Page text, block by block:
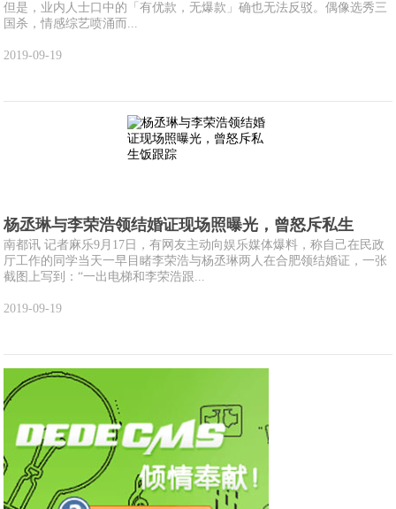
但是，业内人士口中的「有优款，无爆款」确也无法反驳。偶像选秀三
国杀，情感综艺喷涌而...
2019-09-19
杨丞琳与李荣浩领结婚证现场照曝光，曾怒斥私生
南都讯 记者麻乐9月17日，有网友主动向娱乐媒体爆料，称自己在民政
厅工作的同学当天一早目睹李荣浩与杨丞琳两人在合肥领结婚证，一张
截图上写到：“一出电梯和李荣浩跟...
2019-09-19